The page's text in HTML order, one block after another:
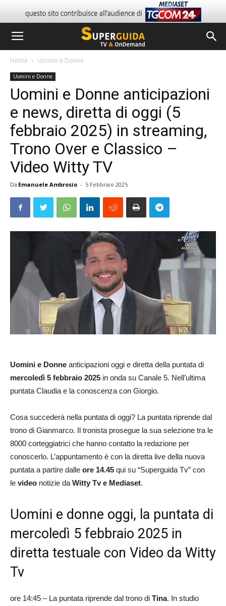
Home Uomini e Donne
Uomini e Donne
Uomini e Donne anticipazioni
e news, diretta di oggi (5
febbraio 2025) in streaming,
Trono Over e Classico –
Video Witty TV
Da Emanuele Ambrosio - 5 Febbraio 2025
Uomini e Donne anticipazioni oggi e diretta della puntata di
mercoledì 5 febbraio 2025 in onda su Canale 5. Nell’ultima
puntata Claudia e la conoscenza con Giorgio.
Cosa succederà nella puntata di oggi? La puntata riprende dal
trono di Gianmarco. Il tronista prosegue la sua selezione tra le
8000 corteggiatrici che hanno contatto la redazione per
conoscerlo. L’appuntamento è con la diretta live della nuova
puntata a partire dalle ore 14.45 qui su “Superguida Tv” con
le video notizie da Witty Tv e Mediaset.
Uomini e donne oggi, la puntata di
mercoledì 5 febbraio 2025 in
diretta testuale con Video da Witty
Tv
ore 14:45 – La puntata riprende dal trono di Tina. In studio